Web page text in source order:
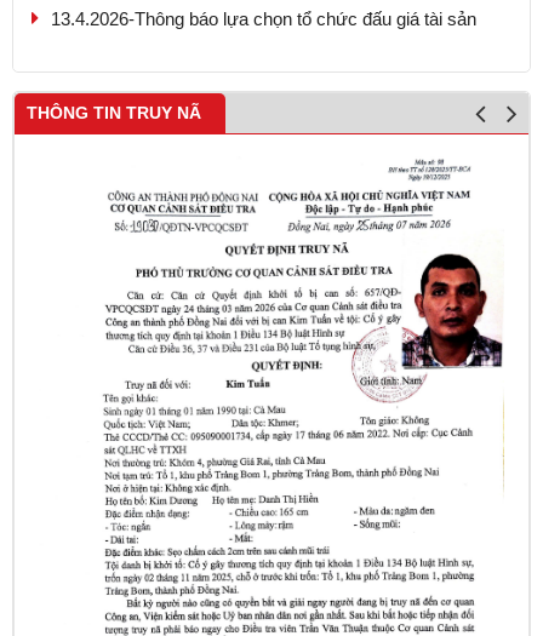
13.4.2026-Thông báo lựa chọn tổ chức đấu giá tài sản
THÔNG TIN TRUY NÃ